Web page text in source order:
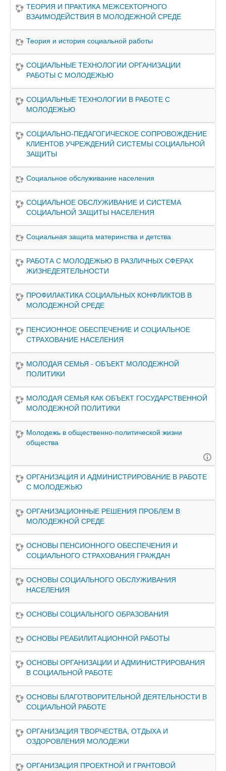
ТЕОРИЯ И ПРАКТИКА МЕЖСЕКТОРНОГО
ВЗАИМОДЕЙСТВИЯ В МОЛОДЕЖНОЙ СРЕДЕ
Теория и история социальной работы
СОЦИАЛЬНЫЕ ТЕХНОЛОГИИ ОРГАНИЗАЦИИ
РАБОТЫ С МОЛОДЕЖЬЮ
СОЦИАЛЬНЫЕ ТЕХНОЛОГИИ В РАБОТЕ С
МОЛОДЕЖЬЮ
СОЦИАЛЬНО-ПЕДАГОГИЧЕСКОЕ СОПРОВОЖДЕНИЕ
КЛИЕНТОВ УЧРЕЖДЕНИЙ СИСТЕМЫ СОЦИАЛЬНОЙ
ЗАЩИТЫ
Социальное обслуживание населения
СОЦИАЛЬНОЕ ОБСЛУЖИВАНИЕ И СИСТЕМА
СОЦИАЛЬНОЙ ЗАЩИТЫ НАСЕЛЕНИЯ
Социальная защита материнства и детства
РАБОТА С МОЛОДЕЖЬЮ В РАЗЛИЧНЫХ СФЕРАХ
ЖИЗНЕДЕЯТЕЛЬНОСТИ
ПРОФИЛАКТИКА СОЦИАЛЬНЫХ КОНФЛИКТОВ В
МОЛОДЕЖНОЙ СРЕДЕ
ПЕНСИОННОЕ ОБЕСПЕЧЕНИЕ И СОЦИАЛЬНОЕ
СТРАХОВАНИЕ НАСЕЛЕНИЯ
МОЛОДАЯ СЕМЬЯ - ОБЪЕКТ МОЛОДЕЖНОЙ
ПОЛИТИКИ
МОЛОДАЯ СЕМЬЯ КАК ОБЪЕКТ ГОСУДАРСТВЕННОЙ
МОЛОДЕЖНОЙ ПОЛИТИКИ
Молодежь в общественно-политической жизни
общества
ОРГАНИЗАЦИЯ И АДМИНИСТРИРОВАНИЕ В РАБОТЕ
С МОЛОДЕЖЬЮ
ОРГАНИЗАЦИОННЫЕ РЕШЕНИЯ ПРОБЛЕМ В
МОЛОДЕЖНОЙ СРЕДЕ
ОСНОВЫ ПЕНСИОННОГО ОБЕСПЕЧЕНИЯ И
СОЦИАЛЬНОГО СТРАХОВАНИЯ ГРАЖДАН
ОСНОВЫ СОЦИАЛЬНОГО ОБСЛУЖИВАНИЯ
НАСЕЛЕНИЯ
ОСНОВЫ СОЦИАЛЬНОГО ОБРАЗОВАНИЯ
ОСНОВЫ РЕАБИЛИТАЦИОННОЙ РАБОТЫ
ОСНОВЫ ОРГАНИЗАЦИИ И АДМИНИСТРИРОВАНИЯ
В СОЦИАЛЬНОЙ РАБОТЕ
ОСНОВЫ БЛАГОТВОРИТЕЛЬНОЙ ДЕЯТЕЛЬНОСТИ В
СОЦИАЛЬНОЙ РАБОТЕ
ОРГАНИЗАЦИЯ ТВОРЧЕСТВА, ОТДЫХА И
ОЗДОРОВЛЕНИЯ МОЛОДЕЖИ
ОРГАНИЗАЦИЯ ПРОЕКТНОЙ И ГРАНТОВОЙ